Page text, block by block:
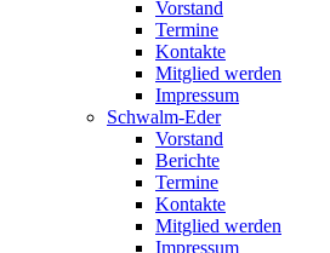
Vorstand
Termine
Kontakte
Mitglied werden
Impressum
Schwalm-Eder
Vorstand
Berichte
Termine
Kontakte
Mitglied werden
Impressum